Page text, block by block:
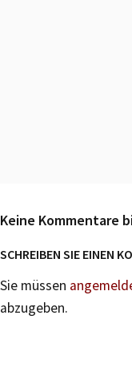
Keine Kommentare
SCHREIBEN SIE EINEN
Sie müssen
abzugeben.